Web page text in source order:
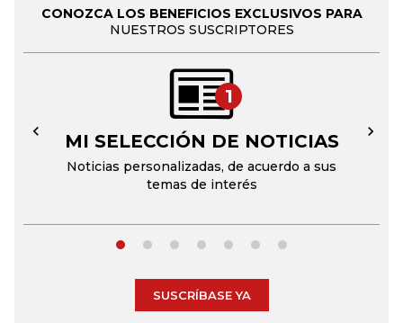
CONOZCA LOS BENEFICIOS EXCLUSIVOS PARA
NUESTROS SUSCRIPTORES
1
MI SELECCIÓN DE NOTICIAS
Noticias personalizadas, de acuerdo a sus
temas de interés
← →
SUSCRÍBASE YA